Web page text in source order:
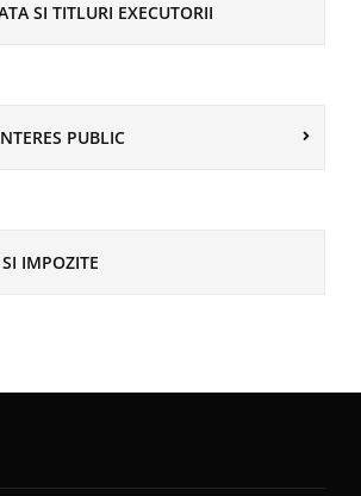
SI TITLURI EXECUTORII
PUBLIC
IMPOZITE